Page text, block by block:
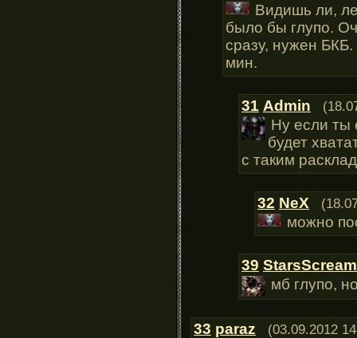
Видишь ли,
было бы глупо.
сразу, нужен
мин.
31 Admin
Ну если ты
будет
с таким
32 NeX
можно
39
мб глупо,
33 paraz (03.09.2012